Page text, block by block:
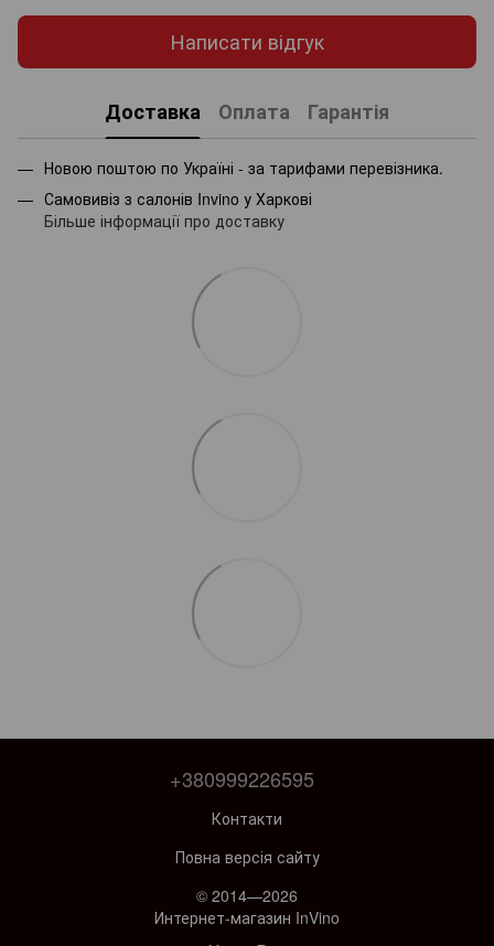
Написати відгук
Доставка Оплата Гарантія
Новою поштою по Україні - за тарифами перевізника.
Самовивіз з салонів Invino у Харкові
Більше інформації про доставку
+380999226595
Контакти
Повна версія сайту
© 2014—2026
Интернет-магазин InVino